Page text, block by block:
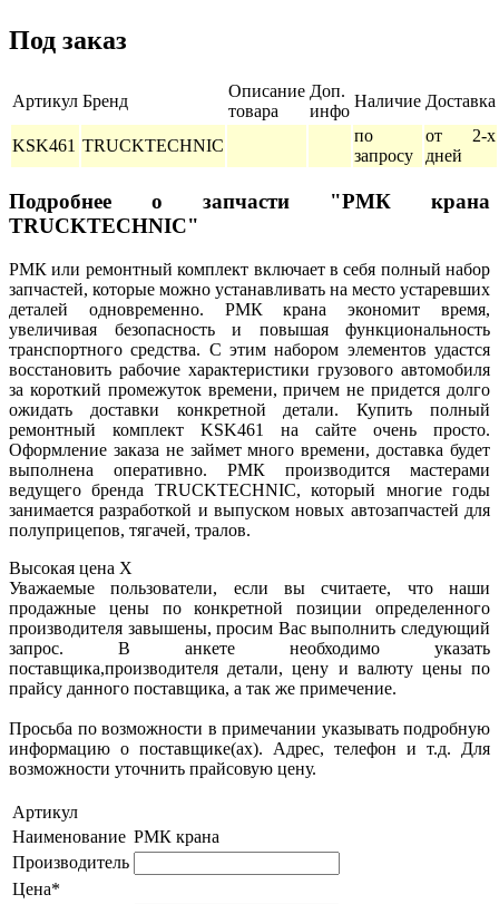
Под заказ
Артикул Бренд
Описание
товара
Доп.
инфо
Наличие Доставка
KSK461 TRUCKTECHNIC
по
запросу
от 2-х
дней
Подробнее о запчасти "РМК крана
TRUCKTECHNIC"
РМК или ремонтный комплект включает в себя полный набор
запчастей, которые можно устанавливать на место устаревших
деталей одновременно. РМК крана экономит время,
увеличивая безопасность и повышая функциональность
транспортного средства. С этим набором элементов удастся
восстановить рабочие характеристики грузового автомобиля
за короткий промежуток времени, причем не придется долго
ожидать доставки конкретной детали. Купить полный
ремонтный комплект KSK461 на сайте очень просто.
Оформление заказа не займет много времени, доставка будет
выполнена оперативно. РМК производится мастерами
ведущего бренда TRUCKTECHNIC, который многие годы
занимается разработкой и выпуском новых автозапчастей для
полуприцепов, тягачей, тралов.
Высокая цена X
Уважаемые пользователи, если вы считаете, что наши
продажные цены по конкретной позиции определенного
производителя завышены, просим Вас выполнить следующий
запрос. В анкете необходимо указать
поставщика,производителя детали, цену и валюту цены по
прайсу данного поставщика, а так же примечение.
Просьба по возможности в примечании указывать подробную
информацию о поставщике(ах). Адрес, телефон и т.д. Для
возможности уточнить прайсовую цену.
Артикул
Наименование РМК крана
Производитель
Цена*